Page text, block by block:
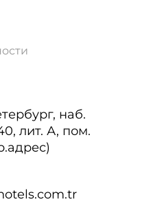
, наб.
лит. А, пом.